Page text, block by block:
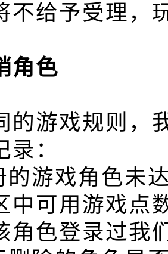
的游戏规则，
：
的游戏角色未
中可用游戏点
角色登录过我